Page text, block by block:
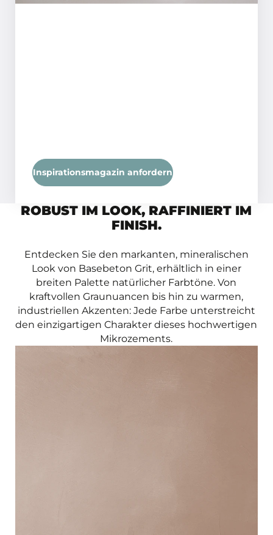
Inspirationsmagazin anfordern
ROBUST IM LOOK, RAFFINIERT IM
FINISH.
Entdecken Sie den markanten, mineralischen
Look von Basebeton Grit, erhältlich in einer
breiten Palette natürlicher Farbtöne. Von
kraftvollen Graunuancen bis hin zu warmen,
industriellen Akzenten: Jede Farbe unterstreicht
den einzigartigen Charakter dieses hochwertigen
Mikrozements.